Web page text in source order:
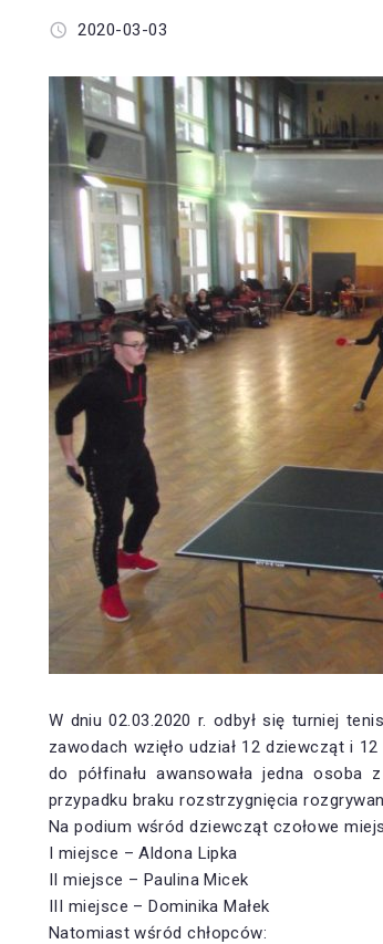
2020-03-03
W dniu 02.03.2020 r. odbył się turniej
zawodach wzięło udział 12 dziewcząt i
do półfinału awansowała jedna
przypadku braku rozstrzygnięcia
Na podium wśród dziewcząt czołowe
I miejsce – Aldona Lipka
II miejsce – Paulina Micek
III miejsce – Dominika Małek
Natomiast wśród chłopców: